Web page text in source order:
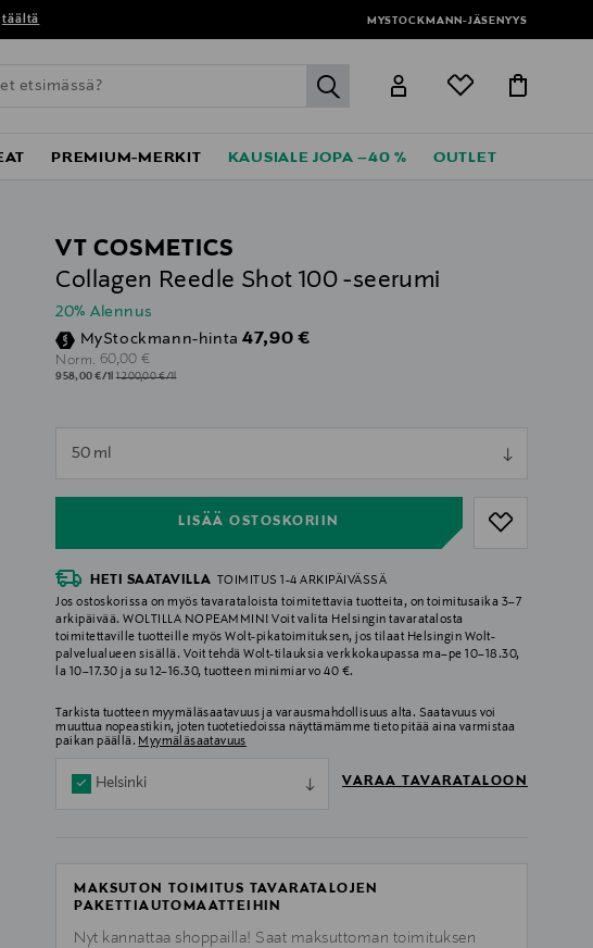
täältä MYSTOCKMANN-JÄSENYYS
label.header.go
PREMIUM-MERKIT KAUSIALE JOPA –40 % OUTLET
VT COSMETICS
Collagen Reedle Shot 100 -seerumi
20% Alennus
MyStockmann-hinta Discounted Price
47,90 €
Norm. Original Price
60,00 €
958,00 €/1l 1 200,00 €/1l
50 ml
LISÄÄ OSTOSKORIIN
null
HETI SAATAVILLA TOIMITUS 1-4 ARKIPÄIVÄSSÄ
Jos ostoskorissa on myös tavarataloista toimitettavia tuotteita, on toimitusaika 3–7
arkipäivää. WOLTILLA NOPEAMMIN! Voit valita Helsingin tavaratalosta
toimitettaville tuotteille myös Wolt-pikatoimituksen, jos tilaat Helsingin Wolt-
palvelualueen sisällä. Voit tehdä Wolt-tilauksia verkkokaupassa ma–pe 10–18.30,
la 10–17.30 ja su 12–16.30, tuotteen minimiarvo 40 €.
Tarkista tuotteen myymäläsaatavuus ja varausmahdollisuus alta. Saatavuus voi
muuttua nopeastikin, joten tuotetiedoissa näyttämämme tieto pitää aina varmistaa
paikan päällä. Myymäläsaatavuus
Helsinki VARAA TAVARATALOON
MAKSUTON TOIMITUS TAVARATALOJEN
PAKETTIAUTOMAATTEIHIN
Nyt kannattaa shoppailla! Saat maksuttoman toimituksen